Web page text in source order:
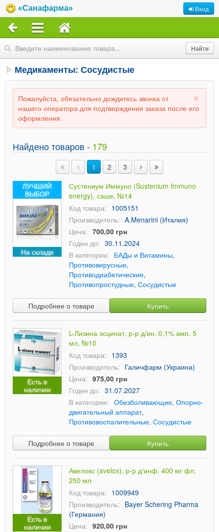
«Санафарма» Вход
Медикаменты: Сосудистые
Пожалуйста, обязательно дождитесь звонка от
нашего оператора для подтверждения заказа после его
оформления.
Найдено товаров - 179
1 2
3
ЛУЧШИЙ
ВЫБОР
На складе
Сустениум Иммуно (Sustenium Immuno
energy), саше, №14
Код товара: 1005151
Производитель: A.Menarini (Италия)
Цена: 700,00 грн
Годен до: 30.11.2024
В категории: БАДы и Витамины,
Противовирусные,
Противодиабетические,
Противопростудные, Сосудистые
Подробнее о товаре Купить
Есть в
наличии
L-Лизина эсцинат, р-р д/ин. 0,1% амп. 5
мл, №10
Код товара: 1393
Производитель: Галичфарм (Украина)
Цена: 975,00 грн
Годен до: 31.07.2027
В категории: Обезболивающие, Опорно-
двигательный аппарат,
Противовоспалительные, Сосудистые
Подробнее о товаре Купить
Есть в
наличии
Авелокс (avelox), р-р д/инф. 400 мг фл.
250 мл
Код товара: 1009949
Производитель: Bayer Schering Pharma
(Германия)
Цена: 920,00 грн